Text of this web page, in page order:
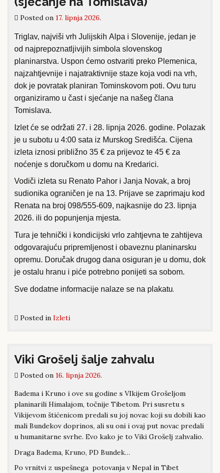
Posted on 17. lipnja 2026.
Triglav, najviši vrh Julijskih Alpa i Slovenije, jedan je
od najprepoznatljivijih simbola slovenskog
planinarstva. Uspon ćemo ostvariti preko Plemenica,
najzahtjevnije i najatraktivnije staze koja vodi na vrh,
dok je povratak planiran Tominskovom poti. Ovu turu
organiziramo u čast i sjećanje na našeg člana
Tomislava.
Izlet će se održati 27. i 28. lipnja 2026. godine. Polazak
je u subotu u 4:00 sata iz Murskog Središća. Cijena
izleta iznosi približno 35 € za prijevoz te 45 € za
noćenje s doručkom u domu na Kredarici.
Vodiči izleta su Renato Pahor i Janja Novak, a broj
sudionika ograničen je na 13. Prijave se zaprimaju kod
Renata na broj 098/555-609, najkasnije do 23. lipnja
2026. ili do popunjenja mjesta.
Tura je tehnički i kondicijski vrlo zahtjevna te zahtijeva
odgovarajuću pripremljenost i obaveznu planinarsku
opremu. Doručak drugog dana osiguran je u domu, dok
je ostalu hranu i piće potrebno ponijeti sa sobom.
Sve dodatne informacije nalaze se na plakatu.
Posted in Izleti
Viki Grošelj šalje zahvalu
Posted on 16. lipnja 2026.
Badema i Kruno i ove su godine s VIkijem Grošeljom
planinarili Himalajom, točnije Tibetom. Pri susretu s
Vikijevom štićenicom predali su joj novac koji su dobili kao
mali Bundekov doprinos, ali su oni i ovaj put novac predali
u humanitarne svrhe. Evo kako je to Viki Grošelj zahvalio.
Draga Badema, Kruno, PD Bundek…
Po vrnitvi z uspešnega potovanja v Nepal in Tibet